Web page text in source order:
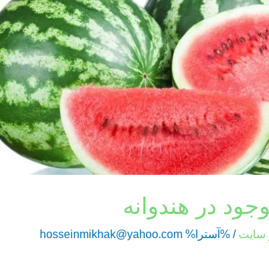
در هندوانه
سایت / %آسترا% hosseinmikhak@yahoo.com